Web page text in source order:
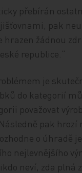
přebírán
pak
hrazen žádnou
republice.“
je
do kategorií
považovat
pak hrozí
o úhradě
nejlevnějšího
neví, zda plná